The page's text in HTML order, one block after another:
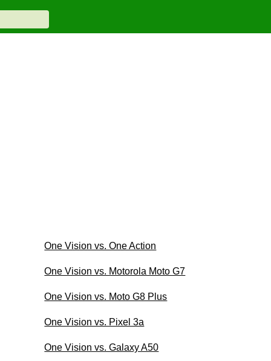
One Vision vs. One Action
One Vision vs. Motorola Moto G7
One Vision vs. Moto G8 Plus
One Vision vs. Pixel 3a
One Vision vs. Galaxy A50